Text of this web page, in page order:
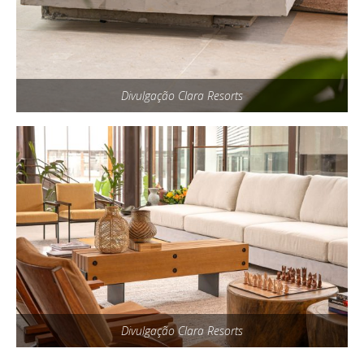
Divulgação Clara Resorts
Divulgação Clara Resorts